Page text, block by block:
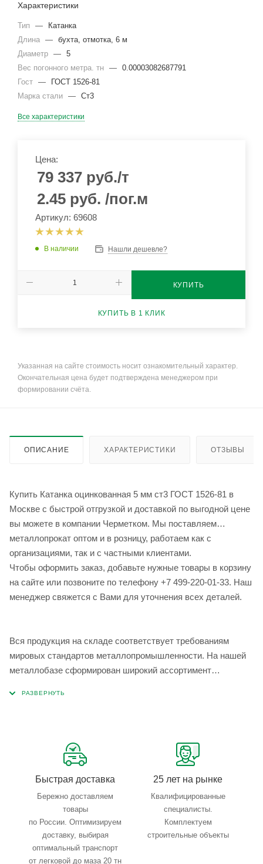
Характеристики
Тип —
Катанка
Длина — бухта, отмотка, 6 м
Диаметр — 5
Вес погонного метра. тн — 0.00003082687791
Гост —
ГОСТ 1526-81
Марка стали — Ст3
Все характеристики
Цена:
79 337 руб./т
2.45 руб. /пог.м
Артикул: 69608
В наличии Нашли дешевле?
КУПИТЬ
КУПИТЬ В 1 КЛИК
Указанная на сайте стоимость носит ознакомительный характер.
Окончательная цена будет подтверждена менеджером при
формировании счёта.
ОПИСАНИЕ ХАРАКТЕРИСТИКИ ОТЗЫВЫ
Купить Катанка оцинкованная 5 мм ст3 ГОСТ 1526-81 в
Москве с быстрой отгрузкой и доставкой по выгодной цене
вы можете в компании Черметком. Мы поставляем
металлопрокат оптом и в розницу, работаем как с
организациями, так и с частными клиентами.
Чтобы оформить заказ, добавьте нужные товары в корзину
на сайте или позвоните по телефону +7 499-220-01-33. Наш
менеджер свяжется с Вами для уточнения всех деталей.
Вся продукция на складе соответствует требованиям
мировых стандартов металлопромышленности. На нашей
металлобазе сформирован широкий ассортимент
Быстрая доставка
Бережно доставляем
товары
по России. Оптимизируем
доставку, выбирая
оптимальный транспорт
от легковой до маза 20 тн
25 лет на рынке
Квалифицированные
специалисты.
Комплектуем
строительные объекты